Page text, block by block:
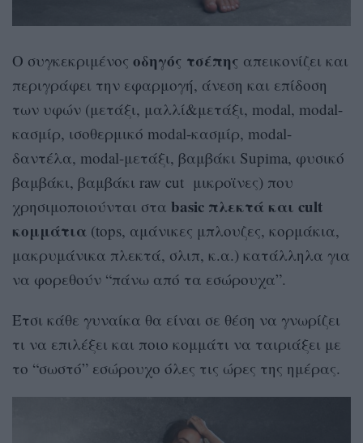
Ο συγκεκριμένος οδηγός τσέπης απεικονίζει και
περιγράφει την εφαρμογή, άνεση και επίδοση
των υφών (μετάξι, μαλλί&μετάξι, modal, modal-
κασμίρ, ισοθερμικό modal-κασμίρ, modal-
δαντέλα, modal-μετάξι, βαμβάκι Supima, φυσικό
βαμβάκι, βαμβάκι raw cut μικροϊνες) που
χρησιμοποιούνται στα basic πλεκτά και cult
κομμάτια (tops, αμάνικες μπλουζες, κορμάκια,
μακρυμάνικα πλεκτά, σλιπ, κ.α.) κατάλληλα για
να φορεθούν “πάνω από τα εσώρουχα”.
Έτσι κάθε γυναίκα θα είναι σε θέση να γνωρίζει
τι να επιλέξει και ποιο κομμάτι να ταιριάξει με
το “σωστό” εσώρουχο όλες τις ώρες της ημέρας.